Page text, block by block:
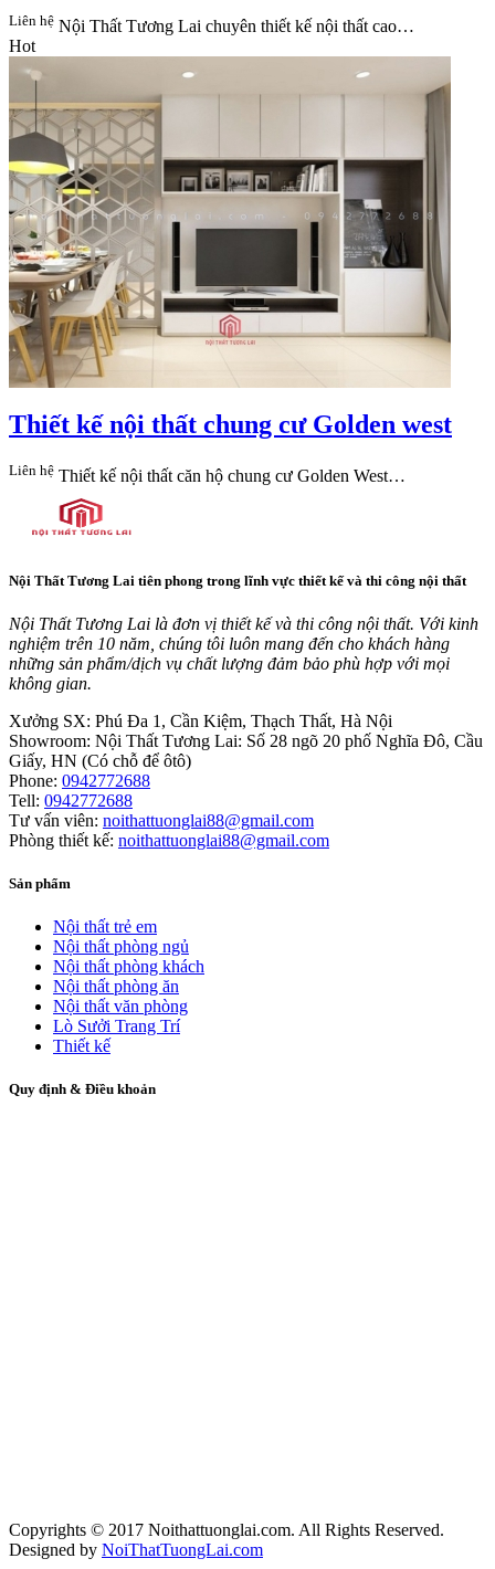
Liên hệ Nội Thất Tương Lai​ chuyên thiết kế nội thất cao…
Hot
Thiết kế nội thất chung cư Golden west
Liên hệ Thiết kế nội thất căn hộ chung cư Golden West…
Nội Thất Tương Lai tiên phong trong lĩnh vực thiết kế và thi công nội thất
Nội Thất Tương Lai là đơn vị thiết kế và thi công nội thất. Với kinh
nghiệm trên 10 năm, chúng tôi luôn mang đến cho khách hàng
những sản phẩm/dịch vụ chất lượng đảm bảo phù hợp với mọi
không gian.
Xưởng SX: Phú Đa 1, Cần Kiệm, Thạch Thất, Hà Nội
Showroom: Nội Thất Tương Lai: Số 28 ngõ 20 phố Nghĩa Đô, Cầu
Giấy, HN (Có chỗ để ôtô)
Phone: 0942772688
Tell: 0942772688
Tư vấn viên: noithattuonglai88@gmail.com
Phòng thiết kế: noithattuonglai88@gmail.com
Sản phẩm
Nội thất trẻ em
Nội thất phòng ngủ
Nội thất phòng khách
Nội thất phòng ăn
Nội thất văn phòng
Lò Sưởi Trang Trí
Thiết kế
Quy định & Điều khoản
Copyrights © 2017 Noithattuonglai.com. All Rights Reserved.
Designed by NoiThatTuongLai.com